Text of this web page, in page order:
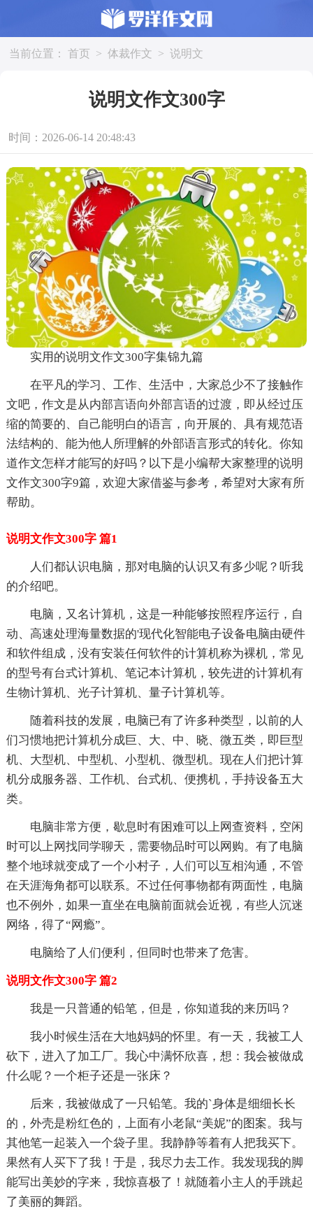
当前位置： 首页 > 体裁作文 > 说明文
说明文作文300字
时间：2026-06-14 20:48:43
实用的说明文作文300字集锦九篇
在平凡的学习、工作、生活中，大家总少不了接触作
文吧，作文是从内部言语向外部言语的过渡，即从经过压
缩的简要的、自己能明白的语言，向开展的、具有规范语
法结构的、能为他人所理解的外部语言形式的转化。你知
道作文怎样才能写的好吗？以下是小编帮大家整理的说明
文作文300字9篇，欢迎大家借鉴与参考，希望对大家有所
帮助。
说明文作文300字 篇1
人们都认识电脑，那对电脑的认识又有多少呢？听我
的介绍吧。
电脑，又名计算机，这是一种能够按照程序运行，自
动、高速处理海量数据的'现代化智能电子设备电脑由硬件
和软件组成，没有安装任何软件的计算机称为裸机，常见
的型号有台式计算机、笔记本计算机，较先进的计算机有
生物计算机、光子计算机、量子计算机等。
随着科技的发展，电脑已有了许多种类型，以前的人
们习惯地把计算机分成巨、大、中、晓、微五类，即巨型
机、大型机、中型机、小型机、微型机。现在人们把计算
机分成服务器、工作机、台式机、便携机，手持设备五大
类。
电脑非常方便，歇息时有困难可以上网查资料，空闲
时可以上网找同学聊天，需要物品时可以网购。有了电脑
整个地球就变成了一个小村子，人们可以互相沟通，不管
在天涯海角都可以联系。不过任何事物都有两面性，电脑
也不例外，如果一直坐在电脑前面就会近视，有些人沉迷
网络，得了“网瘾”。
电脑给了人们便利，但同时也带来了危害。
说明文作文300字 篇2
我是一只普通的铅笔，但是，你知道我的来历吗？
我小时候生活在大地妈妈的怀里。有一天，我被工人
砍下，进入了加工厂。我心中满怀欣喜，想：我会被做成
什么呢？一个柜子还是一张床？
后来，我被做成了一只铅笔。我的`身体是细细长长
的，外壳是粉红色的，上面有小老鼠“美妮”的图案。我与
其他笔一起装入一个袋子里。我静静等着有人把我买下。
果然有人买下了我！于是，我尽力去工作。我发现我的脚
能写出美妙的字来，我惊喜极了！就随着小主人的手跳起
了美丽的舞蹈。